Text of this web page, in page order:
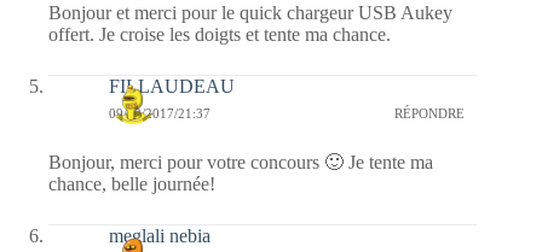
Bonjour et merci pour le quick chargeur USB Aukey
offert. Je croise les doigts et tente ma chance.
FILLAUDEAU
09/03/2017/21:37 RÉPONDRE
Bonjour, merci pour votre concours 🙂 Je tente ma
chance, belle journée!
meglali nebia